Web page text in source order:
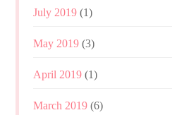
July 2019 (1)
May 2019 (3)
April 2019 (1)
March 2019 (6)